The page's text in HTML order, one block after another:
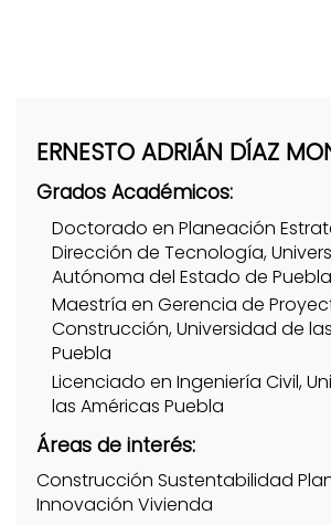
ERNESTO ADRIÁN DÍAZ
Grados Académicos:
Doctorado en Planeación
Dirección de Tecnología,
Autónoma del Estado de Puebla
Maestría en Gerencia de
Construcción, Universidad de
Puebla
Licenciado en Ingeniería Civil,
las Américas Puebla
Áreas de interés:
Construcción Sustentabilidad
Innovación Vivienda